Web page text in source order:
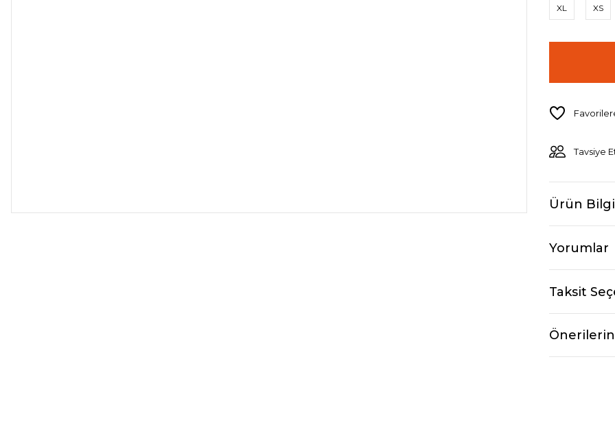
XL XS
Tavsiye
Ürün
Yorumlar
Taksit